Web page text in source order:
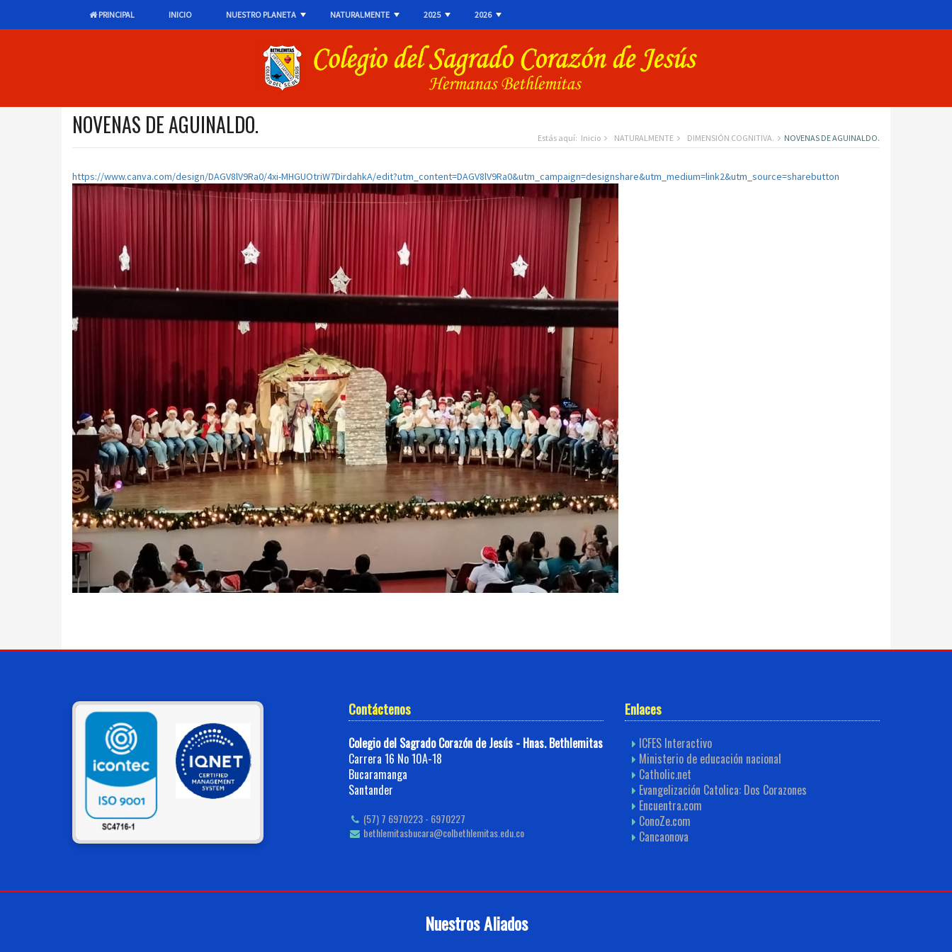
PRINCIPAL INICIO
+
NUESTRO PLANETA
+
NATURALMENTE
+
2025
+
2026
NOVENAS DE AGUINALDO. Estás aquí: Inicio NATURALMENTE DIMENSIÓN COGNITIVA. NOVENAS DE AGUINALDO.
https://www.canva.com/design/DAGV8lV9Ra0/4xi-MHGUOtriW7DirdahkA/edit?utm_content=DAGV8lV9Ra0&utm_campaign=designshare&utm_medium=link2&utm_source=sharebutton
Contáctenos
Colegio del Sagrado Corazón de Jesús - Hnas. Bethlemitas
Carrera 16 No 10A-18
Bucaramanga
Santander
(57) 7 6970223 - 6970227
bethlemitasbucara@colbethlemitas.edu.co
Enlaces
ICFES Interactivo
Ministerio de educación nacional
Catholic.net
Evangelización Catolica: Dos Corazones
Encuentra.com
ConoZe.com
Cancaonova
Nuestros Aliados